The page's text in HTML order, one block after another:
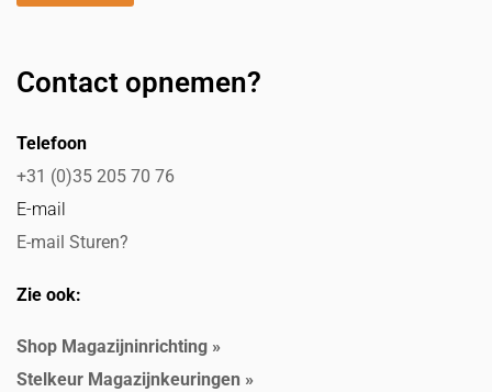
Contact opnemen?
Telefoon
+31 (0)35 205 70 76
E-mail
E-mail Sturen?
Zie ook:
Shop Magazijninrichting »
Stelkeur Magazijnkeuringen »